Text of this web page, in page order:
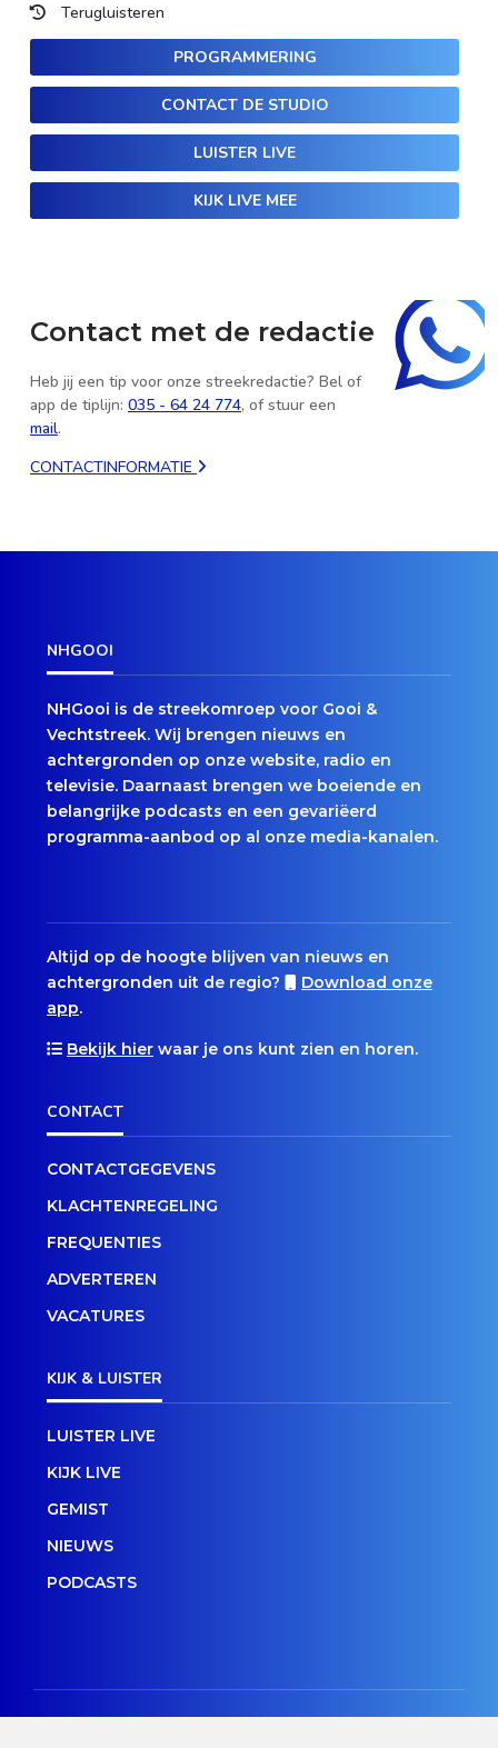
Terugluisteren
PROGRAMMERING
CONTACT DE STUDIO
LUISTER LIVE
KIJK LIVE MEE
Contact met de redactie
Heb jij een tip voor onze streekredactie? Bel of
app de tiplijn: 035 - 64 24 774, of stuur een
mail.
CONTACTINFORMATIE
NHGOOI
NHGooi is de streekomroep voor Gooi &
Vechtstreek. Wij brengen nieuws en
achtergronden op onze website, radio en
televisie. Daarnaast brengen we boeiende en
belangrijke podcasts en een gevariëerd
programma-aanbod op al onze media-kanalen.
Altijd op de hoogte blijven van nieuws en
achtergronden uit de regio?
Download onze
app.
Bekijk hier waar je ons kunt zien en horen.
CONTACT
CONTACTGEGEVENS
KLACHTENREGELING
FREQUENTIES
ADVERTEREN
VACATURES
KIJK & LUISTER
LUISTER LIVE
KIJK LIVE
GEMIST
NIEUWS
PODCASTS